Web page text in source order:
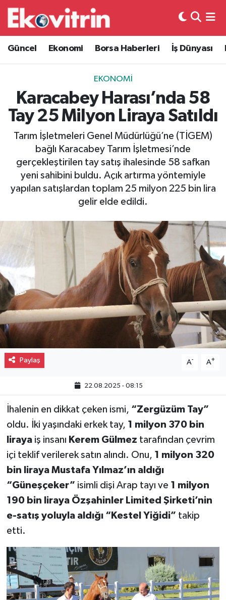
Güncel Ekonomi Borsa Haberleri İş Dünyası
EKONOMI
Karacabey Harası’nda 58
Tay 25 Milyon Liraya Satıldı
Tarım İşletmeleri Genel Müdürlüğü’ne (TİGEM)
bağlı Karacabey Tarım İşletmesi’nde
gerçekleştirilen tay satış ihalesinde 58 safkan
yeni sahibini buldu. Açık artırma yöntemiyle
yapılan satışlardan toplam 25 milyon 225 bin lira
gelir elde edildi.
Paylaş A- A+
22.08.2025 - 08:15
İhalenin en dikkat çeken ismi, “Zergüzüm Tay”
oldu. İki yaşındaki erkek tay, 1 milyon 370 bin
lirayaiş insanı Kerem Gülmez tarafından çevrim
içi teklif verilerek satın alındı. Onu, 1 milyon 320
bin liraya Mustafa Yılmaz’ın aldığı
“Güneşçeker” isimli dişi Arap tayı ve 1 milyon
190 bin liraya Özşahinler Limited Şirketi’nin
e-satış yoluyla aldığı “Kestel Yiğidi” takip
etti.
Güncel
Ekonomi
Borsa Haberleri
İş Dünyası
Lojistik
Otovitrin
Asayiş
Gayrimenkul
Eğitim
Hava Durumu
Trafik Durumu
Süper Lig Puan Durumu ve Fikstür
Tüm Manşetler
Son Dakika Haberleri
Haber Arşivi